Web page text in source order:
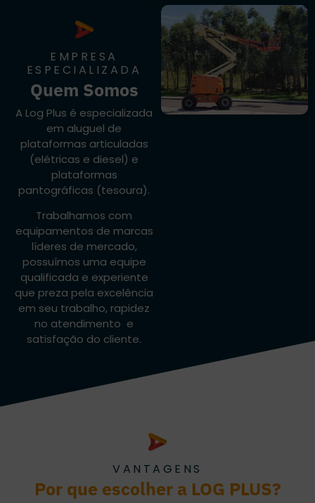
EMPRESA
ESPECIALIZADA
Quem Somos
A Log Plus é especializada
em aluguel de
plataformas articuladas
(elétricas e diesel) e
plataformas
pantográficas (tesoura).
Trabalhamos com
equipamentos de marcas
líderes de mercado,
possuímos uma equipe
qualificada e experiente
que preza pela excelência
em seu trabalho, rapidez
no atendimento e
satisfação do cliente.
VANTAGENS
Por que escolher a LOG PLUS?